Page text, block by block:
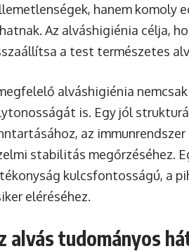
hanem komoly
Az alváshigiénia célja,
a test természetes
alváshigiénia
is. Egy jól
az
stabilitás megőrzéséhez.
kulcsfontosságú, a
eléréséhez.
alvás tudományos